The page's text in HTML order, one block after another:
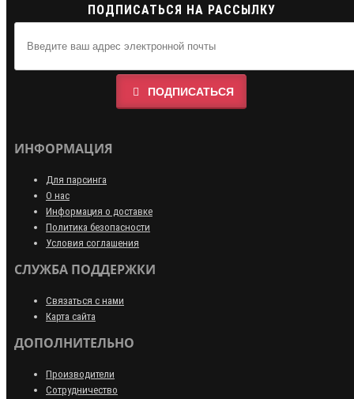
ПОДПИСАТЬСЯ НА РАССЫЛКУ
ПОДПИСАТЬСЯ
ИНФОРМАЦИЯ
Для парсинга
О нас
Информация о доставке
Политика безопасности
Условия соглашения
СЛУЖБА ПОДДЕРЖКИ
Связаться с нами
Карта сайта
ДОПОЛНИТЕЛЬНО
Производители
Сотрудничество